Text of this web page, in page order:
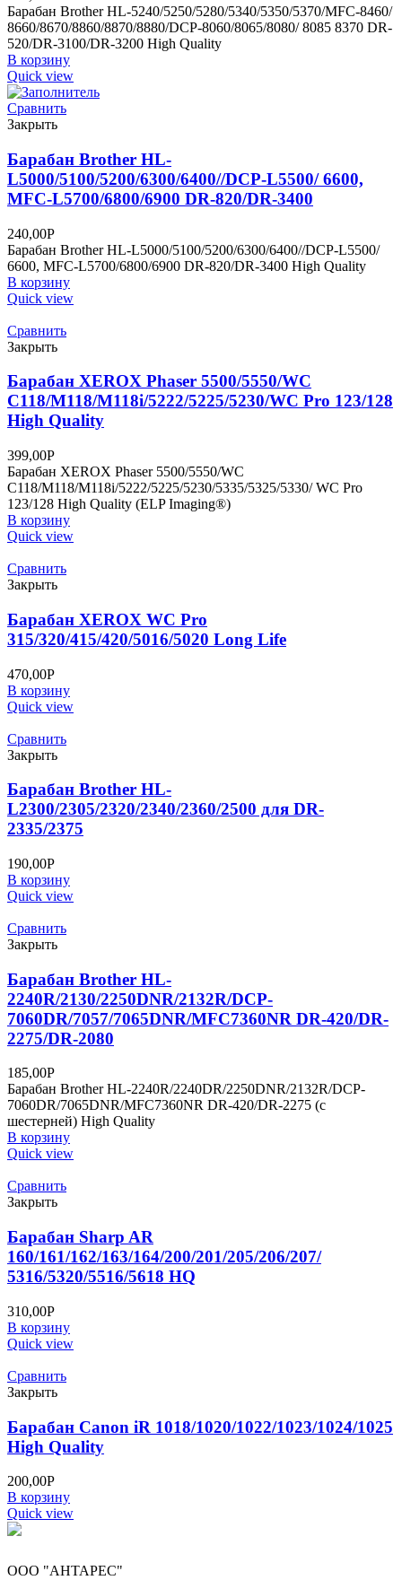
Барабан Brother HL-5240/5250/5280/5340/5350/5370/MFC-8460/
8660/8670/8860/8870/8880/DCP-8060/8065/8080/ 8085 8370 DR-
520/DR-3100/DR-3200 High Quality
В корзину
Quick view
Сравнить
Закрыть
Барабан Brother HL-
L5000/5100/5200/6300/6400//DCP-L5500/ 6600,
MFC-L5700/6800/6900 DR-820/DR-3400
240,00Р
Барабан Brother HL-L5000/5100/5200/6300/6400//DCP-L5500/
6600, MFC-L5700/6800/6900 DR-820/DR-3400 High Quality
В корзину
Quick view
Сравнить
Закрыть
Барабан XEROX Phaser 5500/5550/WC
C118/M118/M118i/5222/5225/5230/WC Pro 123/128
High Quality
399,00Р
Барабан XEROX Phaser 5500/5550/WC
C118/M118/M118i/5222/5225/5230/5335/5325/5330/ WC Pro
123/128 High Quality (ELP Imaging®)
В корзину
Quick view
Сравнить
Закрыть
Барабан XEROX WC Pro
315/320/415/420/5016/5020 Long Life
470,00Р
В корзину
Quick view
Сравнить
Закрыть
Барабан Brother HL-
L2300/2305/2320/2340/2360/2500 для DR-
2335/2375
190,00Р
В корзину
Quick view
Сравнить
Закрыть
Барабан Brother HL-
2240R/2130/2250DNR/2132R/DCP-
7060DR/7057/7065DNR/MFC7360NR DR-420/DR-
2275/DR-2080
185,00Р
Барабан Brother HL-2240R/2240DR/2250DNR/2132R/DCP-
7060DR/7065DNR/MFC7360NR DR-420/DR-2275 (с
шестерней) High Quality
В корзину
Quick view
Сравнить
Закрыть
Барабан Sharp AR
160/161/162/163/164/200/201/205/206/207/
5316/5320/5516/5618 HQ
310,00Р
В корзину
Quick view
Сравнить
Закрыть
Барабан Canon iR 1018/1020/1022/1023/1024/1025
High Quality
200,00Р
В корзину
Quick view
ООО "АНТАРЕС"